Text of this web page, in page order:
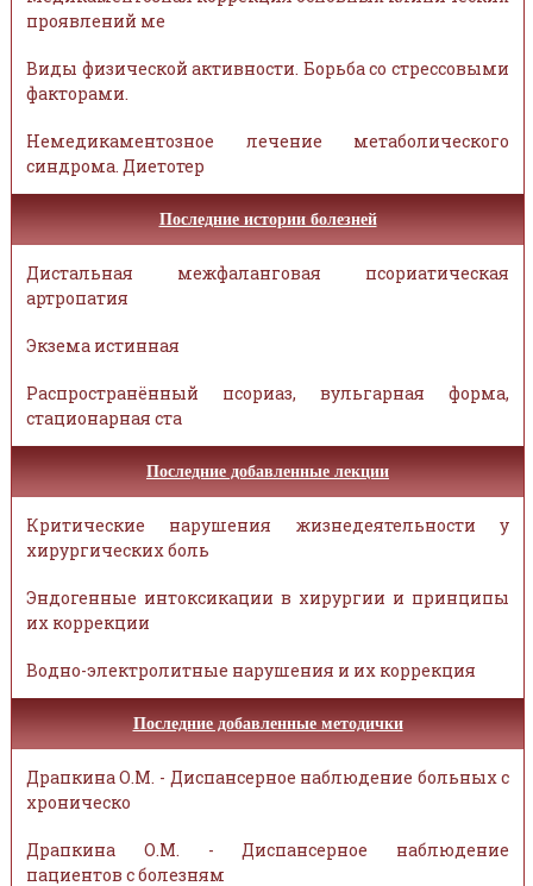
проявлений ме
Виды физической активности. Борьба со стрессовыми
факторами.
Немедикаментозное лечение метаболического
синдрома. Диетотер
Последние истории болезней
Дистальная межфаланговая псориатическая
артропатия
Экзема истинная
Распространённый псориаз, вульгарная форма,
стационарная ста
Последние добавленные лекции
Критические нарушения жизнедеятельности у
хирургических боль
Эндогенные интоксикации в хирургии и принципы
их коррекции
Водно-электролитные нарушения и их коррекция
Последние добавленные методички
Драпкина О.М. - Диспансерное наблюдение больных с
хроническо
Драпкина О.М. - Диспансерное наблюдение
пациентов с болезням